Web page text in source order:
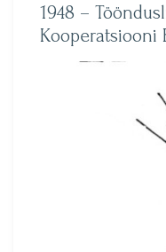
1948 –
Kooperatsiooni